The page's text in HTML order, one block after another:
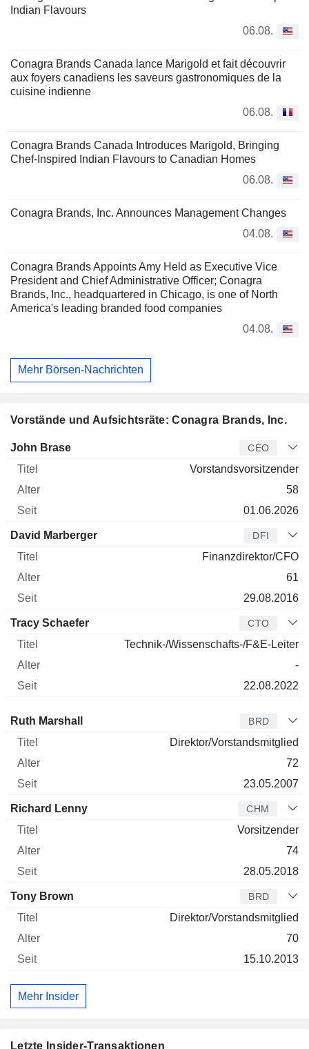
Indian Flavours
06.08.
Conagra Brands Canada lance Marigold et fait découvrir
aux foyers canadiens les saveurs gastronomiques de la
cuisine indienne
06.08.
Conagra Brands Canada Introduces Marigold, Bringing
Chef-Inspired Indian Flavours to Canadian Homes
06.08.
Conagra Brands, Inc. Announces Management Changes
04.08.
Conagra Brands Appoints Amy Held as Executive Vice
President and Chief Administrative Officer; Conagra
Brands, Inc., headquartered in Chicago, is one of North
America's leading branded food companies
04.08.
Mehr Börsen-Nachrichten
Vorstände und Aufsichtsräte: Conagra Brands, Inc.
Manager Titel
John Brase CEO
Vorstandsvorsitzender
58
01.06.2026
David Marberger DFI
Finanzdirektor/CFO
61
29.08.2016
Tracy Schaefer CTO
Technik-/Wissenschafts-/F&E-Leiter
-
22.08.2022
Verwaltungsratsmitglied
Ruth Marshall BRD
Direktor/Vorstandsmitglied
72
23.05.2007
Richard Lenny CHM
Vorsitzender
74
28.05.2018
Tony Brown BRD
Direktor/Vorstandsmitglied
70
15.10.2013
Mehr Insider
Letzte Insider-Transaktionen